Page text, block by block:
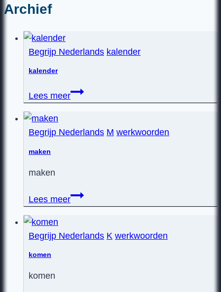
Archief
Begrijp Nederlands kalender
kalender
Lees meerkalender
Begrijp Nederlands M werkwoorden
maken
maken
Lees meermaken
Begrijp Nederlands K werkwoorden
komen
komen